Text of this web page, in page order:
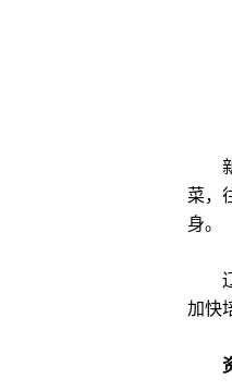
新
菜，
身。
辽
加快